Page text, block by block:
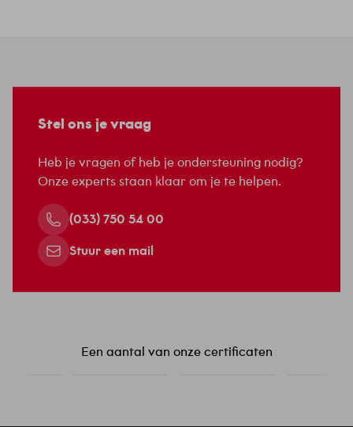
Stel ons je vraag
Heb je vragen of heb je ondersteuning nodig?
Onze experts staan klaar om je te helpen.
(033) 750 54 00
Stuur een mail
Een aantal van onze certificaten